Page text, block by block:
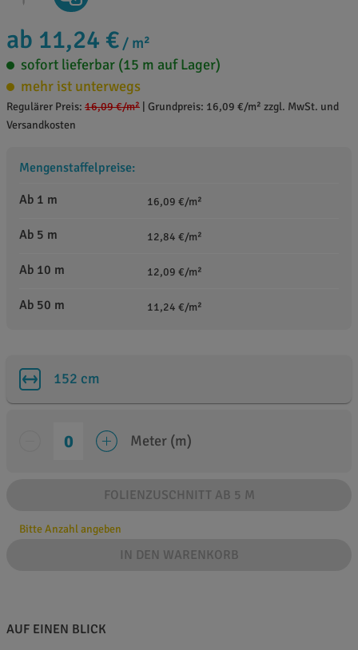
ab 11,24 € / m²
sofort lieferbar (15 m auf Lager)
mehr ist unterwegs
Regulärer Preis: 16,09 €/m² Grundpreis: 16,09 €/m² zzgl. MwSt. und
Versandkosten
Mengenstaffelpreise:
Ab 1 m
16,09 €/m²
Ab 5 m 12,84 €/m²
Ab 10 m 12,09 €/m²
Ab 50 m 11,24 €/m²
152 cm
Meter (m)
FOLIENZUSCHNITT AB 5 M
Bitte Anzahl angeben
IN DEN WARENKORB
AUF EINEN BLICK